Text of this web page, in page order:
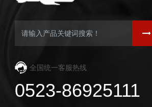
全国统一客服热线
0523-86925111